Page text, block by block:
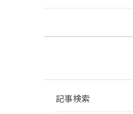
記事検索